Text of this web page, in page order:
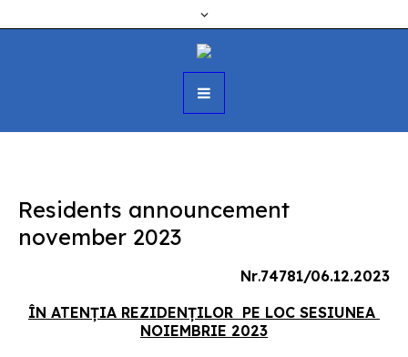
Residents announcement
november 2023
Nr.74781/06.12.2023
ÎN ATENȚIA REZIDENȚILOR PE LOC SESIUNEA
NOIEMBRIE 2023